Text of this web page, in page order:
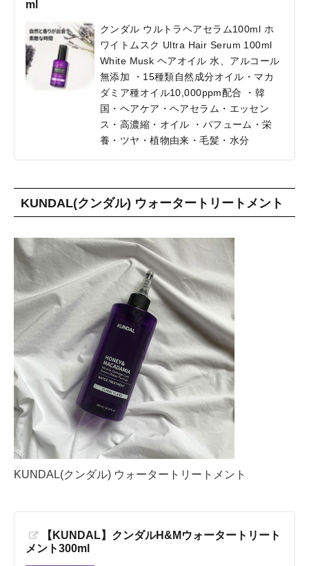
ml
クンダル ウルトラヘアセラム100ml ホ
ワイトムスク Ultra Hair Serum 100ml
White Musk ヘアオイル 水、アルコール
無添加 ・15種類自然成分オイル・マカ
ダミア種オイル10,000ppm配合 ・韓
国・ヘアケア・ヘアセラム・エッセン
ス・高濃縮・オイル ・パフューム・栄
養・ツヤ・植物由来・毛髪・水分
KUNDAL(クンダル) ウォータートリートメント
KUNDAL(クンダル) ウォータートリートメント
【KUNDAL】クンダルH&Mウォータートリート
メント300ml